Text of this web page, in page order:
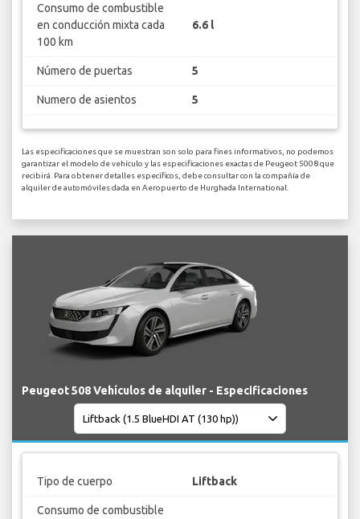
Consumo de combustible
en conducción mixta cada
100 km
6.6 l
Número de puertas 5
Numero de asientos 5
Las especificaciones que se muestran son solo para fines informativos, no podemos
garantizar el modelo de vehículo y las especificaciones exactas de Peugeot 5008 que
recibirá. Para obtener detalles específicos, debe consultar con la compañía de
alquiler de automóviles dada en Aeropuerto de Hurghada International.
Peugeot 508 Vehículos de alquiler - Especificaciones
Tipo de cuerpo Liftback
Consumo de combustible